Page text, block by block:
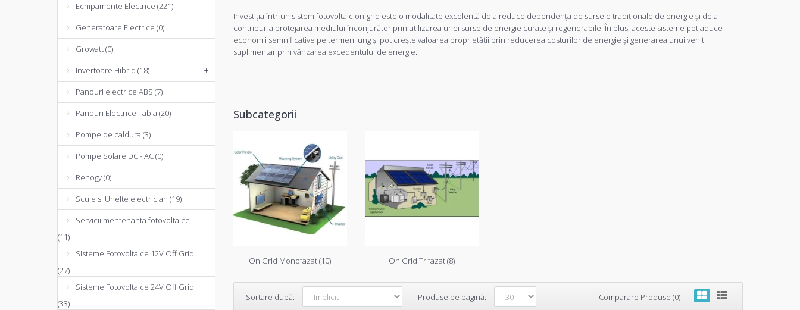
Echipamente Electrice (221)
Generatoare Electrice (0)
Growatt (0)
Invertoare Hibrid (18)
+
Panouri electrice ABS (7)
Panouri Electrice Tabla (20)
Pompe de caldura (3)
Pompe Solare DC - AC (0)
Renogy (0)
Scule si Unelte electrician (19)
Servicii mentenanta fotovoltaice
(11)
Sisteme Fotovoltaice 12V Off Grid
(27)
Sisteme Fotovoltaice 24V Off Grid
(33)
Investiția într-un sistem fotovoltaic on-grid este o modalitate excelentă de a reduce dependența de sursele tradiționale de energie și de a
contribui la protejarea mediului înconjurător prin utilizarea unei surse de energie curate și regenerabile. În plus, aceste sisteme pot aduce
economii semnificative pe termen lung și pot crește valoarea proprietății prin reducerea costurilor de energie și generarea unui venit
suplimentar prin vânzarea excedentului de energie.
Subcategorii
On Grid Monofazat (10) On Grid Trifazat (8)
Comparare Produse (0)
Sortare după: Produse pe pagină: